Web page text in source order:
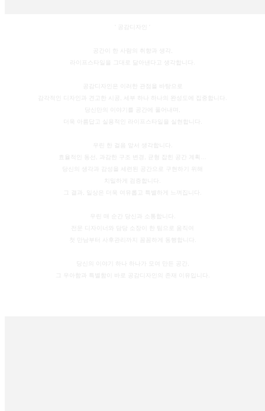
' 공감디자인 '
공간이 한 사람의 취향과 생각,
라이프스타일을 그대로 닮아낸다고 생각합니다.
공감디자인은 이러한 관점을 바탕으로
감각적인 디자인과 견고한 시공, 세부 하나 하나의 완성도에 집중합니다.
당신만의 이야기를 공간에 풀어내며,
더욱 아름답고 실용적인 라이프스타일을 실현합니다.
우린 한 걸음 앞서 생각합니다.
효율적인 동선, 과감한 구조 변경, 균형 잡힌 공간 계획…
당신의 생각과 감성을 세련된 공간으로 구현하기 위해
치밀하게 검증합니다.
그 결과, 일상은 더욱 여유롭고 특별하게 느껴집니다.
우린 매 순간 당신과 소통합니다.
전문 디자이너와 담당 소장이 한 팀으로 움직여
첫 만남부터 사후관리까지 꼼꼼하게 동행합니다.
당신의 이야기 하나 하나가 모여 만든 공간,
그 우아함과 특별함이 바로 공감디자인의 존재 이유입니다.